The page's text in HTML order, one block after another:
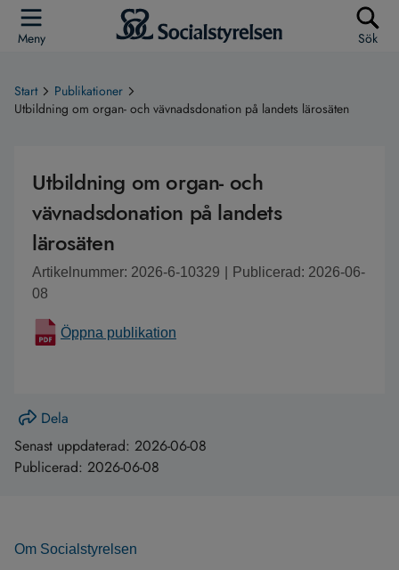
Meny Sök
Start
Publikationer
Utbildning om organ- och vävnadsdonation på landets lärosäten
Utbildning om organ- och
vävnadsdonation på landets
lärosäten
Artikelnummer: 2026-6-10329
Publicerad: 2026-06-
08
Öppna publikation
Dela
Senast uppdaterad: 2026-06-08
Publicerad: 2026-06-08
Om Socialstyrelsen